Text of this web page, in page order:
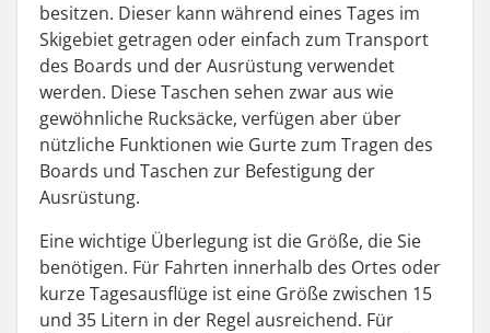
besitzen. Dieser kann während eines Tages im
Skigebiet getragen oder einfach zum Transport
des Boards und der Ausrüstung verwendet
werden. Diese Taschen sehen zwar aus wie
gewöhnliche Rucksäcke, verfügen aber über
nützliche Funktionen wie Gurte zum Tragen des
Boards und Taschen zur Befestigung der
Ausrüstung.
Eine wichtige Überlegung ist die Größe, die Sie
benötigen. Für Fahrten innerhalb des Ortes oder
kurze Tagesausflüge ist eine Größe zwischen 15
und 35 Litern in der Regel ausreichend. Für